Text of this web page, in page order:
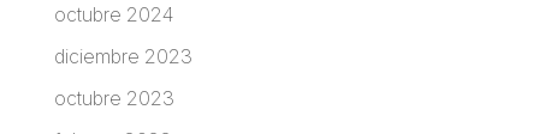
octubre 2024
diciembre 2023
octubre 2023